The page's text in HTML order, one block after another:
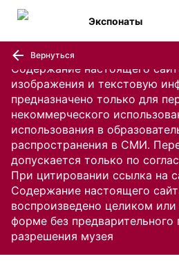
Содержание настоящего
изображения и текстовую
предназначено только для
некоммерческого
использования в
распространения в СМИ.
допускается только по
При цитировании ссылка на
Содержание настоящего
воспроизведено целиком
форме без предварительного
разрешения музея
Экспонаты
Вернуться